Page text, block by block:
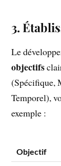
3.
Le
objectifs
(Spécifique,
Temporel),
exemple :
Objectif